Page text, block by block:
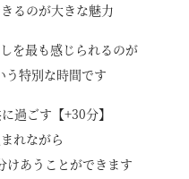
るのが大きな魅力
を最も感じられるのが
う特別な時間です
過ごす【+30分】
れながら
けあうことができます